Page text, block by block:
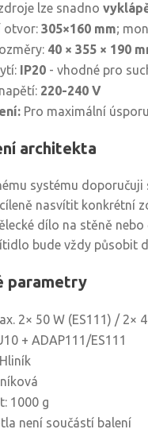
lze snadno
otvor: 305×160 mm;
40 × 355 × 190
IP20 - vhodné pro
220-240 V
Pro maximální
architekta
systému
nasvítit konkrétní
dílo na stěně
bude vždy působit
parametry
2× 50 W (ES111) / 2×
+ ADAP111/ES111
1000 g
není součástí balení